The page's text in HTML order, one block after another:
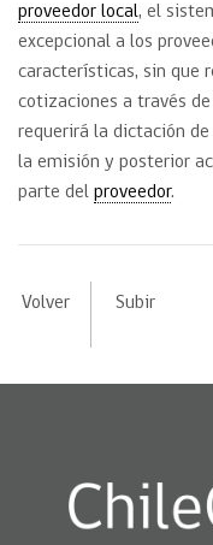
proveedor local, el
excepcional a los
características, sin que
cotizaciones a través
requerirá la dictación
la emisión y posterior
parte del proveedor.
Volver Subir